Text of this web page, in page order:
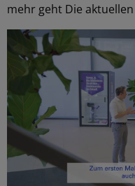
mehr geht Die aktuellen